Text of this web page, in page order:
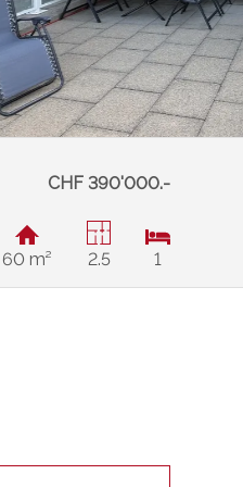
CHF 390'000.-
60 m² 2.5 1